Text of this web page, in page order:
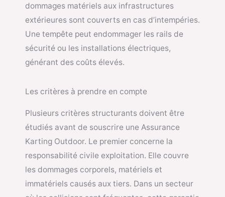
dommages matériels aux infrastructures
extérieures sont couverts en cas d’intempéries.
Une tempête peut endommager les rails de
sécurité ou les installations électriques,
générant des coûts élevés.
Les critères à prendre en compte
Plusieurs critères structurants doivent être
étudiés avant de souscrire une Assurance
Karting Outdoor. Le premier concerne la
responsabilité civile exploitation. Elle couvre
les dommages corporels, matériels et
immatériels causés aux tiers. Dans un secteur